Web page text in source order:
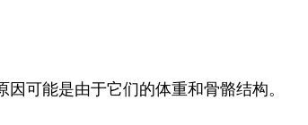
可能是由于它们的体重和骨骼结构。